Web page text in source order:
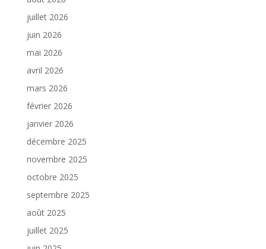
juillet 2026
juin 2026
mai 2026
avril 2026
mars 2026
février 2026
janvier 2026
décembre 2025
novembre 2025
octobre 2025
septembre 2025
août 2025
juillet 2025